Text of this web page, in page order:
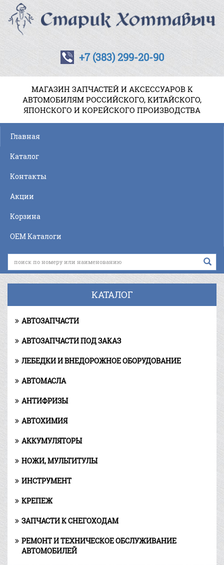
+7 (383) 299-20-90
МАГАЗИН ЗАПЧАСТЕЙ И АКСЕССУАРОВ К
АВТОМОБИЛЯМ РОССИЙСКОГО, КИТАЙСКОГО,
ЯПОНСКОГО И КОРЕЙСКОГО ПРОИЗВОДСТВА
Главная
Каталог
Контакты
Акции
Корзина
OEM Каталоги
КАТАЛОГ
АВТОЗАПЧАСТИ
АВТОЗАПЧАСТИ ПОД ЗАКАЗ
ЛЕБЕДКИ И ВНЕДОРОЖНОЕ ОБОРУДОВАНИЕ
АВТОМАСЛА
АНТИФРИЗЫ
АВТОХИМИЯ
АККУМУЛЯТОРЫ
НОЖИ, МУЛЬТИТУЛЫ
ИНСТРУМЕНТ
КРЕПЕЖ
ЗАПЧАСТИ К СНЕГОХОДАМ
РЕМОНТ И ТЕХНИЧЕСКОЕ ОБСЛУЖИВАНИЕ
АВТОМОБИЛЕЙ